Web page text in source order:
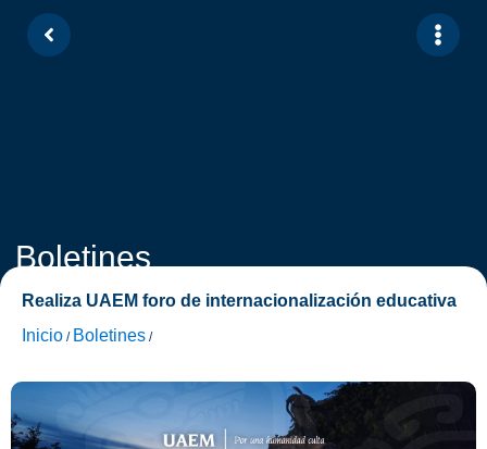
Boletines
Realiza UAEM foro de internacionalización educativa
Inicio / Boletines /